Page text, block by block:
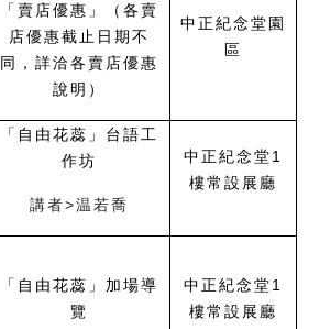
「賣店優惠」（各賣
店優惠截止日期不
同，詳洽各賣店優惠
說明）
中正紀念堂園
區
「自由花蕊」台語工
作坊
講者>温若喬
中正紀念堂1
樓常設展廳
「自由花蕊」加場導
覽
中正紀念堂1
樓常設展廳